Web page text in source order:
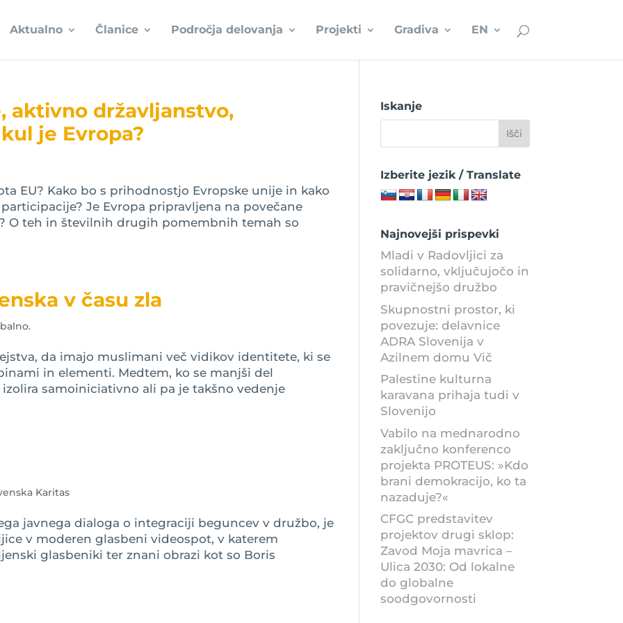
Aktualno Članice Področja delovanja Projekti Gradiva EN
aktivno državljanstvo,
je Evropa?
EU? Kako bo s prihodnostjo Evropske unije in kako
Je Evropa pripravljena na povečane
O teh in številnih drugih pomembnih temah so
v času zla
da imajo muslimani več vidikov identitete, ki se
in elementi. Medtem, ko se manjši del
samoiniciativno ali pa je takšno vedenje
Karitas
javnega dialoga o integraciji beguncev v družbo, je
v moderen glasbeni videospot, v katerem
glasbeniki ter znani obrazi kot so Boris
Iskanje
Izberite jezik / Translate
Najnovejši prispevki
Mladi v Radovljici za
solidarno, vključujočo in
pravičnejšo družbo
Skupnostni prostor, ki
povezuje: delavnice
ADRA Slovenija v
Azilnem domu Vič
Palestine kulturna
karavana prihaja tudi v
Slovenijo
Vabilo na mednarodno
zaključno konferenco
projekta PROTEUS: »Kdo
brani demokracijo, ko ta
nazaduje?«
CFGC predstavitev
projektov drugi sklop:
Zavod Moja mavrica –
Ulica 2030: Od lokalne
do globalne
soodgovornosti